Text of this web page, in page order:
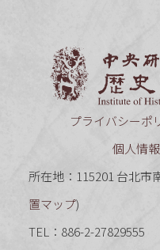
プライバシーポ
個人情
所在地：115201 台北市
置マップ)
TEL：886-2-27829555